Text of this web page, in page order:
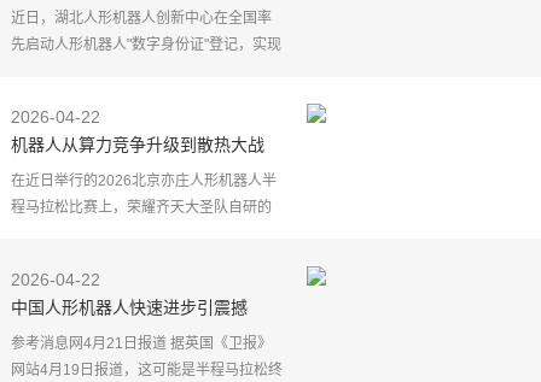
开”智能经济“大门”
近日，湖北人形机器人创新中心在全国率
先启动人形机器人"数字身份证"登记，实现
ID认证，是机
2026-04-22
机器人从算力竞争升级到散热大战
在近日举行的2026北京亦庄人形机器人半
程马拉松比赛上，荣耀齐天大圣队自研的
前六名均由荣耀
2026-04-22
中国人形机器人快速进步引震撼
参考消息网4月21日报道 据英国《卫报》
网站4月19日报道，这可能是半程马拉松终